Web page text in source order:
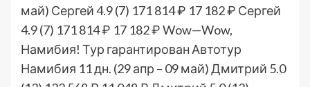
май) Сергей 4.9(7) 171 814 ₽ 17 182 ₽ Сергей
4.9(7) 171 814 ₽ 17 182 ₽Wow—Wow,
Намибия! Тур гарантирован Автотур
Намибия 11 дн. (29 апр – 09 май)Дмитрий 5.0